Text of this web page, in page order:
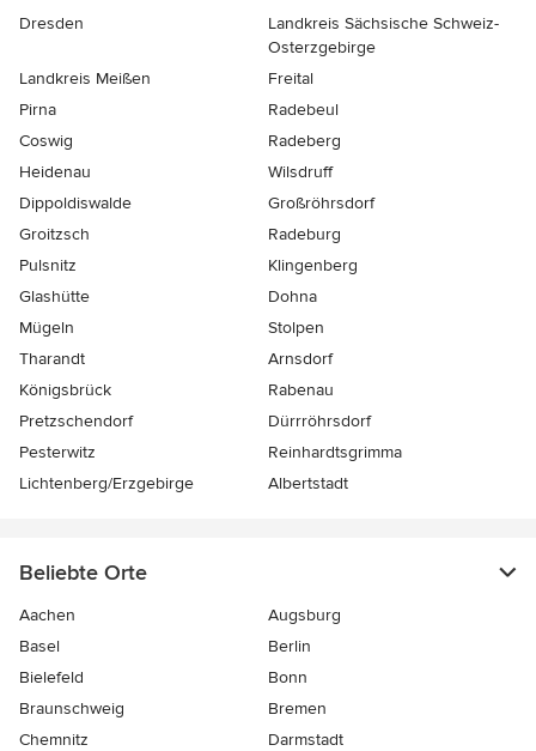
Dresden
Landkreis Sächsische Schweiz-
Osterzgebirge
Landkreis Meißen
Freital
Pirna
Radebeul
Coswig
Radeberg
Heidenau
Wilsdruff
Dippoldiswalde
Großröhrsdorf
Groitzsch
Radeburg
Pulsnitz
Klingenberg
Glashütte
Dohna
Mügeln
Stolpen
Tharandt
Arnsdorf
Königsbrück
Rabenau
Pretzschendorf
Dürrröhrsdorf
Pesterwitz
Reinhardtsgrimma
Lichtenberg/Erzgebirge
Albertstadt
Beliebte Orte
Aachen
Augsburg
Basel
Berlin
Bielefeld
Bonn
Braunschweig
Bremen
Chemnitz
Darmstadt